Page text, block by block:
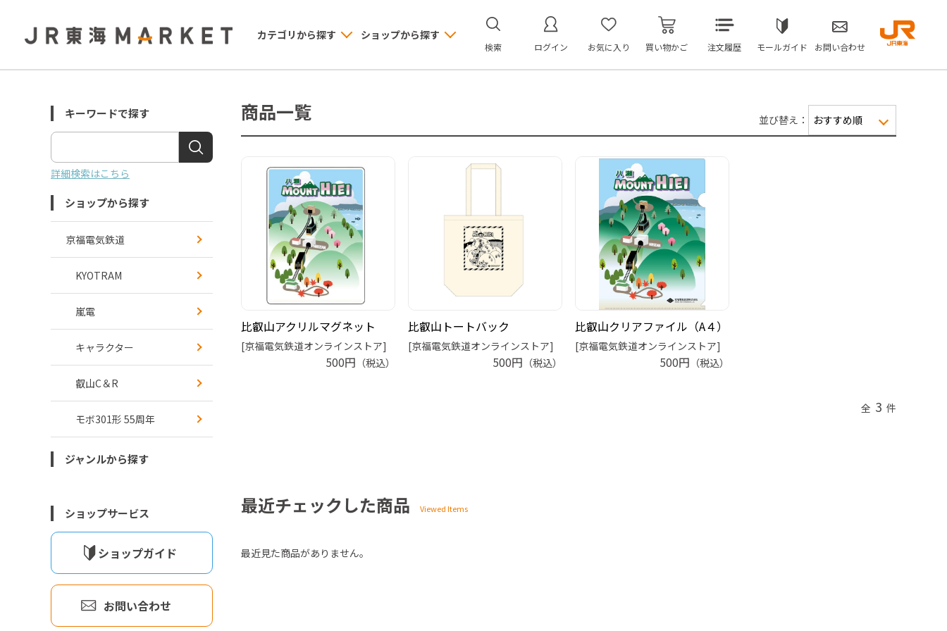
カテゴリから探す ショップから探す
検索 ログイン お気に入り 買い物かご 注文履歴 モールガイド お問い合わせ
キーワードで探す
詳細検索はこちら
ショップから探す
京福電気鉄道
KYOTRAM
嵐電
キャラクター
叡山C＆R
モボ301形 55周年
ジャンルから探す
ショップサービス
ショップガイド
お問い合わせ
商品一覧 並び替え：
比叡山アクリルマグネット
[京福電気鉄道オンラインストア]
500円 （税込）
比叡山トートバック
[京福電気鉄道オンラインストア]
500円 （税込）
比叡山クリアファイル（A４）
[京福電気鉄道オンラインストア]
500円 （税込）
全 3 件
最近チェックした商品
最近見た商品がありません。